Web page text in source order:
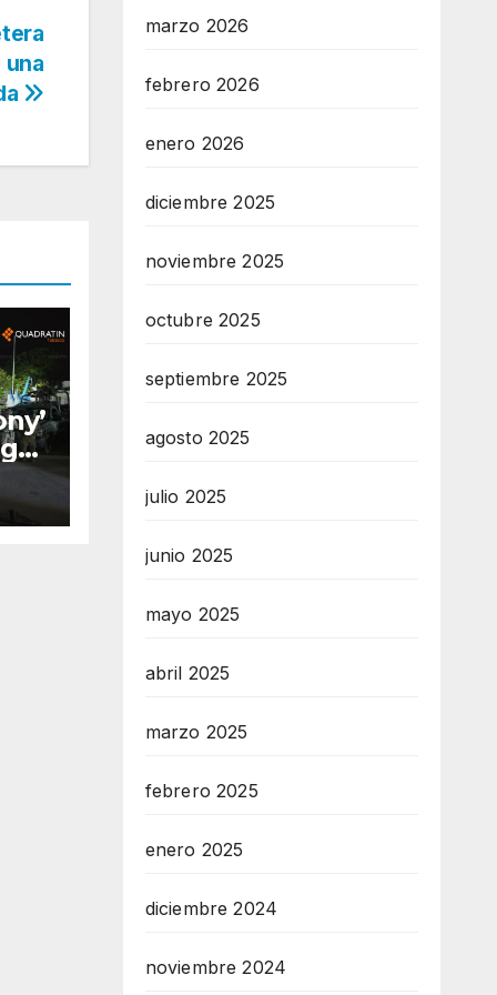
una
marzo 2026
febrero 2026
enero 2026
diciembre 2025
noviembre 2025
octubre 2025
septiembre 2025
agosto 2025
julio 2025
junio 2025
mayo 2025
abril 2025
marzo 2025
febrero 2025
enero 2025
diciembre 2024
noviembre 2024